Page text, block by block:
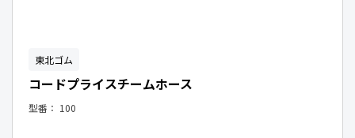
東北ゴム
コードプライスチームホース
型番： 100